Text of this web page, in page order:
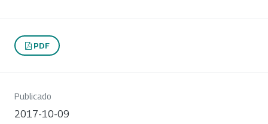
PDF
Publicado
2017-10-09